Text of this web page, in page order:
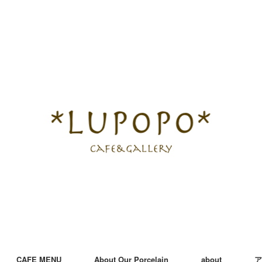
CAFE MENU About Our Porcelain about